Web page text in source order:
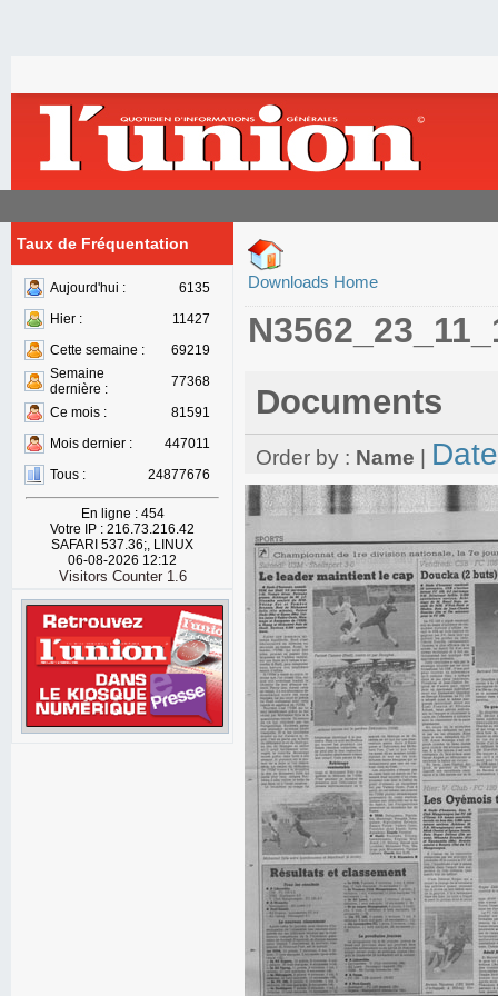
Taux de Fréquentation
Aujourd'hui :
6135
Hier :
11427
Cette semaine :
69219
Semaine
dernière :
77368
Ce mois :
81591
Mois dernier :
447011
Tous :
24877676
En ligne : 454
Votre IP : 216.73.216.42
SAFARI 537.36;, LINUX
06-08-2026 12:12
Visitors Counter 1.6
Downloads Home
Documents
Order by : Name Date